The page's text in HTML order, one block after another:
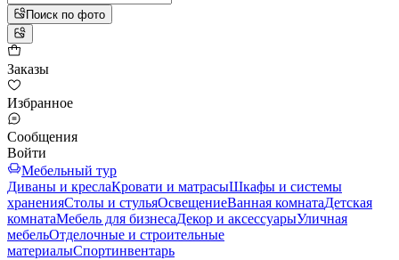
Поиск по фото
Заказы
Избранное
Сообщения
Войти
Мебельный тур
Диваны и креслаКровати и матрасыШкафы и системы
храненияСтолы и стульяОсвещениеВанная комнатаДетская
комнатаМебель для бизнесаДекор и аксессуарыУличная
мебельОтделочные и строительные
материалыСпортинвентарь